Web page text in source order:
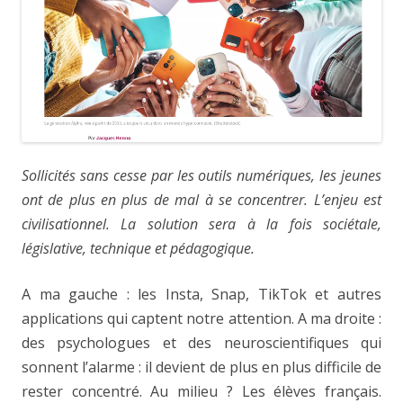
Sollicités sans cesse par les outils numériques, les jeunes
ont de plus en plus de mal à se concentrer. L’enjeu est
civilisationnel. La solution sera à la fois sociétale,
législative, technique et pédagogique.
A ma gauche : les Insta, Snap, TikTok et autres
applications qui captent notre attention. A ma droite :
des psychologues et des neuroscientifiques qui
sonnent l’alarme : il devient de plus en plus difficile de
rester concentré. Au milieu ? Les élèves français.